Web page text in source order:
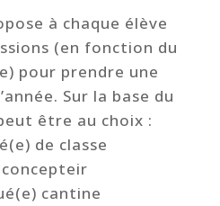
à chaque élève
(en fonction du
pour prendre une
Sur la base du
être au choix :
de classe
cantine